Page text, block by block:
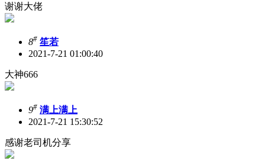
谢谢大佬
8# 笙若
2021-7-21 01:00:40
大神666
9# 满上满上
2021-7-21 15:30:52
感谢老司机分享